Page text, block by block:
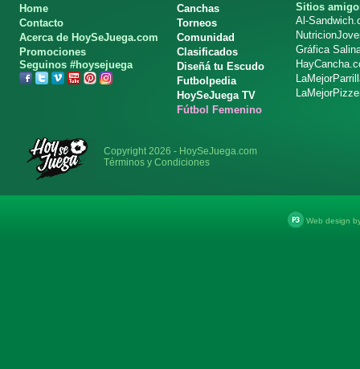
Home
Contacto
Acerca de HoySeJuega.com
Promociones
Seguinos #hoysejuega
Canchas
Torneos
Comunidad
Clasificados
Diseñá tu Escudo
Futbolpedia
HoySeJuega TV
Fútbol Femenino
Sitios
Al-
Gráfica
Copyright 2026 - HoySeJuega.com
Términos y Condiciones
Web design